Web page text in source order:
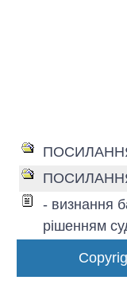
- визнання
рішенням